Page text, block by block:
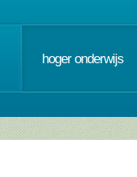
hoger onderwijs